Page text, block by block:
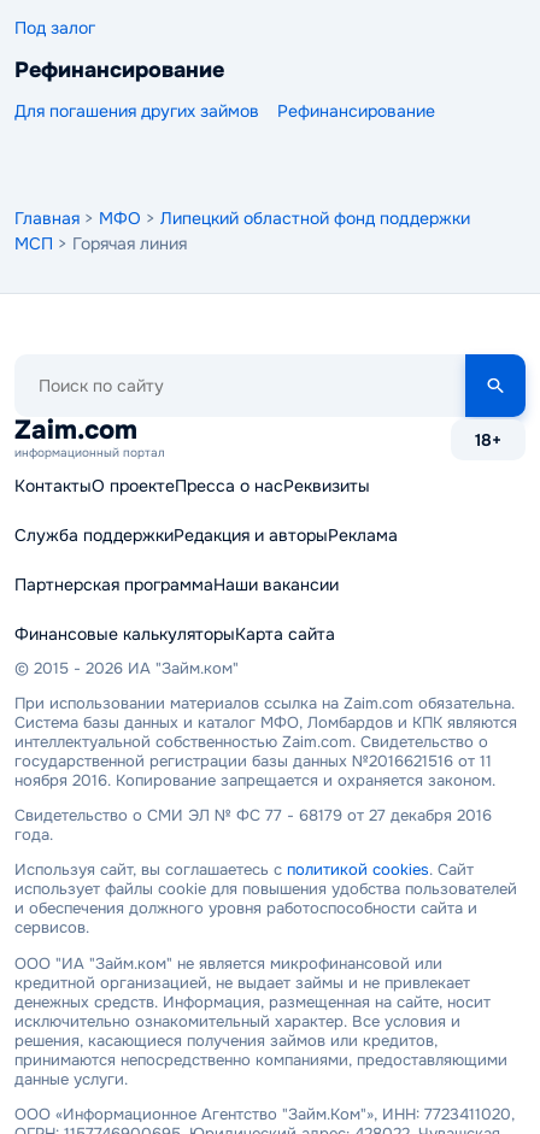
Под залог
Рефинансирование
Для погашения других займов Рефинансирование
Главная > МФО > Липецкий областной фонд поддержки
МСП > Горячая линия
сайту
Zaim.com
информационный портал
18+
КонтактыО проектеПресса о насРеквизиты
Служба поддержкиРедакция и авторыРеклама
Партнерская программаНаши вакансии
Финансовые калькуляторыКарта сайта
© 2015 - 2026 ИА "Займ.ком"
При использовании материалов ссылка на Zaim.com обязательна.
Система базы данных и каталог МФО, Ломбардов и КПК являются
интеллектуальной собственностью Zaim.com. Свидетельство о
государственной регистрации базы данных №2016621516 от 11
ноября 2016. Копирование запрещается и охраняется законом.
Свидетельство о СМИ ЭЛ № ФС 77 - 68179 от 27 декабря 2016
года.
Используя сайт, вы соглашаетесь с политикой cookies. Сайт
использует файлы cookie для повышения удобства пользователей
и обеспечения должного уровня работоспособности сайта и
сервисов.
ООО "ИА "Займ.ком" не является микрофинансовой или
кредитной организацией, не выдает займы и не привлекает
денежных средств. Информация, размещенная на сайте, носит
исключительно ознакомительный характер. Все условия и
решения, касающиеся получения займов или кредитов,
принимаются непосредственно компаниями, предоставляющими
данные услуги.
ООО «Информационное Агентство "Займ.Ком"», ИНН: 7723411020,